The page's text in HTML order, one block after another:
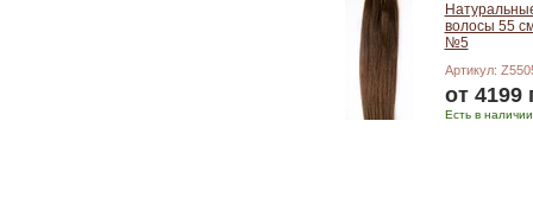
волосы 55
№5
Артикул:
от 4199
Есть в наличии